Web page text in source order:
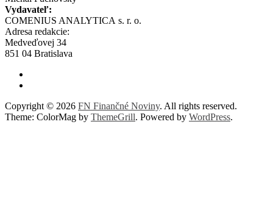
Vydavateľ:
COMENIUS ANALYTICA s. r. o.
Adresa redakcie:
Medveďovej 34
851 04 Bratislava
Copyright © 2026 FN Finančné Noviny. All rights reserved.
Theme: ColorMag by ThemeGrill. Powered by WordPress.